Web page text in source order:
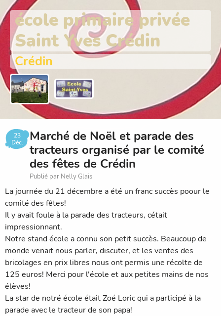
école primaire privée
Saint Yves Crédin
Crédin
23
Déc.
Marché de Noël et parade des
tracteurs organisé par le comité
des fêtes de Crédin
Publié par Nelly Glais
La journée du 21 décembre a été un franc succès poour le
comité des fêtes!
Il y avait foule à la parade des tracteurs, cétait
impressionnant.
Notre stand école a connu son petit succès. Beaucoup de
monde venait nous parler, discuter, et les ventes des
bricolages en prix libres nous ont permis une récolte de
125 euros! Merci pour l'école et aux petites mains de nos
élèves!
La star de notré école était Zoé Loric qui a participé à la
parade avec le tracteur de son papa!